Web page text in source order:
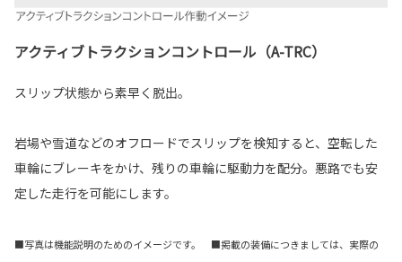
アクティブトラクションコントロール（A-TRC）
スリップ状態から素早く脱出。
岩場や雪道などのオフロードでスリップを検知すると、空転した
車輪にブレーキをかけ、残りの車輪に駆動力を配分。悪路でも安
定した走行を可能にします。
■写真は機能説明のためのイメージです。 ■掲載の装備につきましては、実際の